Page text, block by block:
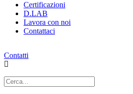
Certificazioni
D.LAB
Lavora con noi
Contattaci
Contatti